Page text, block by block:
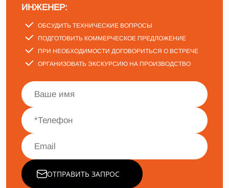
ИНЖЕНЕР:
ОБСУДИТЬ ТЕХНИЧЕСКИЕ ВОПРОСЫ
ПОДГОТОВИТЬ КОММЕРЧЕСКОЕ ПРЕДЛОЖЕНИЕ
ПРИ НЕОБХОДИМОСТИ ДОГОВОРИТЬСЯ О ВСТРЕЧЕ
ОРГАНИЗОВАТЬ ЭКСКУРСИЮ НА ПРОИЗВОДСТВО
ОТПРАВИТЬ ЗАПРОС